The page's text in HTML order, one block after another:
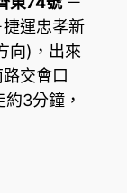
捷運忠孝新
向)，出來
交會口
3分鐘，